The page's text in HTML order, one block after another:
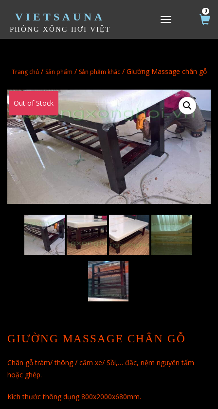
VIETSAUNA
PHÒNG XÔNG HƠI VIỆT
TOGGLE NAVIGATION
0
Trang chủ/ Sản phẩm / Sản phẩm khác/ Giường Massage chân gỗ
Out of Stock
GIƯỜNG MASSAGE CHÂN GỖ
Chân gỗ tràm/ thông / căm xe/ Sồi,… đặc, nệm nguyên tấm
hoặc ghép.
Kích thước thông dụng 800x2000x680mm.